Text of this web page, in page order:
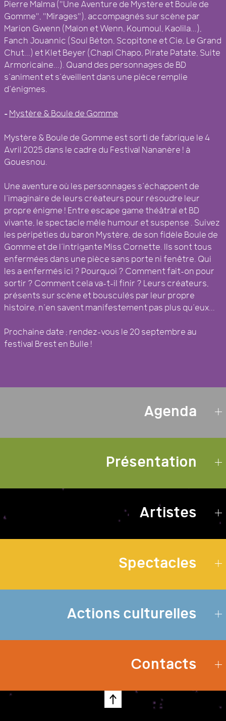
Pierre Malma ("Une Aventure de Mystère et Boule de
Gomme", "Mirages"), accompagnés sur scène par
Marion Gwenn (Maïon et Wenn, Koumoul, Kaolila...),
Fanch Jouannic (Soul Béton, Scopitone et Cie, Le Grand
Chut...) et Klet Beyer (Chapi Chapo, Pirate Patate, Suite
Armoricaine...). Quand des personnages de BD
s’animent et s’éveillent dans une pièce remplie
d’énigmes.
– Mystère & Boule de Gomme
Mystère & Boule de Gomme est sorti de fabrique le 4
Avril 2025 dans le cadre du Festival Nananère ! à
Gouesnou.
Une aventure où les personnages s’échappent de
l’imaginaire de leurs créateurs pour résoudre leur
propre énigme ! Entre escape game théâtral et BD
vivante, le spectacle mêle humour et suspense . Suivez
les péripéties du baron Mystère, de son fidèle Boule de
Gomme et de l’intrigante Miss Cornette. Ils sont tous
enfermées dans une pièce sans porte ni fenêtre. Qui
les a enfermés ici ? Pourquoi ? Comment fait-on pour
sortir ? Comment cela va-t-il finir ? Leurs créateurs,
présents sur scène et bousculés par leur propre
histoire, n’en savent manifestement pas plus qu’eux...
Prochaine date : rendez-vous le 20 septembre au
festival Brest en Bulle !
Agenda
Présentation
Artistes
Spectacles
Actions culturelles
Contacts